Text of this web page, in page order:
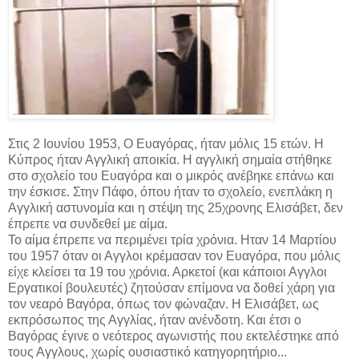
Στις 2 Ιουνίου 1953, Ο Ευαγόρας, ήταν μόλις 15 ετών. Η
Κύπρος ήταν Αγγλική αποικία. Η αγγλική σημαία στήθηκε
στο σχολείο του Ευαγόρα και ο μικρός ανέβηκε επάνω και
την έσκισε. Στην Πάφο, όπου ήταν το σχολείο, ενεπλάκη η
Αγγλική αστυνομία και η στέψη της 25χρονης Ελισάβετ, δεν
έπρεπε να συνδεθεί με αίμα.
Το αίμα έπρεπε να περιμένει τρία χρόνια. Ηταν 14 Μαρτίου
του 1957 όταν οι Αγγλοι κρέμασαν τον Ευαγόρα, που μόλις
είχε κλείσει τα 19 του χρόνια. Αρκετοί (και κάποιοι Αγγλοι
Εργατικοί βουλευτές) ζητούσαν επίμονα να δοθεί χάρη για
τον νεαρό Βαγόρα, όπως τον φώναζαν. Η Ελισάβετ, ως
εκπρόσωπος της Αγγλίας, ήταν ανένδοτη. Και έτσι ο
Βαγόρας έγινε ο νεότερος αγωνιστής που εκτελέστηκε από
τους Αγγλους, χωρίς ουσιαστικό κατηγορητήριο...